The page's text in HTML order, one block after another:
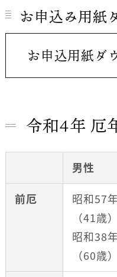
お申込み用紙
お申込用紙ダ
令和4年 厄
男性
前厄
昭和57年
（41歳）
昭和38年
（60歳）